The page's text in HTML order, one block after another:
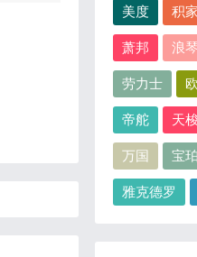
美度 积家
萧邦 浪琴
劳力士
帝舵 天梭
万国 宝珀
雅克德罗